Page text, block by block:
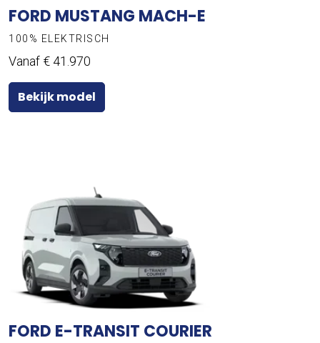
FORD MUSTANG MACH-E
100% ELEKTRISCH
Vanaf € 41.970
Bekijk model
FORD E-TRANSIT COURIER